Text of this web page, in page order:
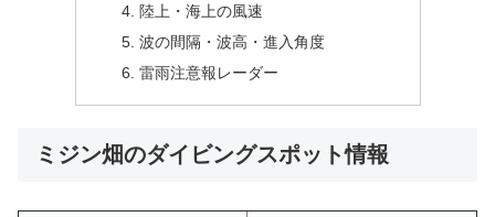
陸上・海上の風速
波の間隔・波高・進入角度
雷雨注意報レーダー
ミジン畑のダイビングスポット情報